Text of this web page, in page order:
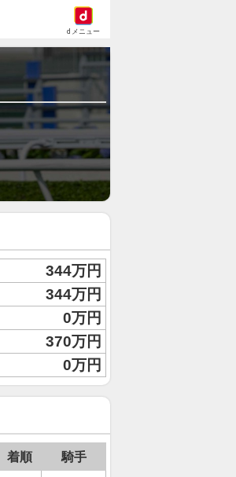
dメニュー
344万円
344万円
0万円
370万円
0万円
着順 騎手